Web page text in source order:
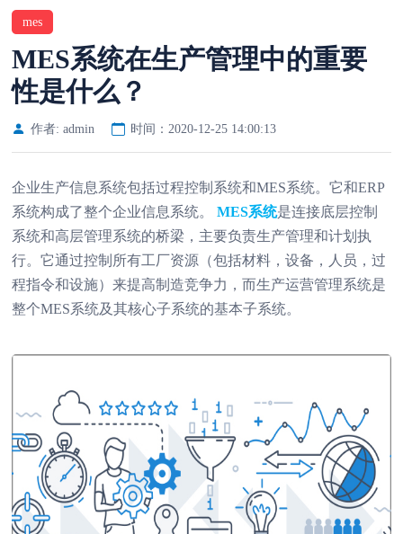
mes
MES系统在生产管理中的重要
性是什么？
作者: admin 时间：2020-12-25 14:00:13
企业生产信息系统包括过程控制系统和MES系统。它和ERP
系统构成了整个企业信息系统。MES系统是连接底层控制
系统和高层管理系统的桥梁，主要负责生产管理和计划执
行。它通过控制所有工厂资源（包括材料，设备，人员，过
程指令和设施）来提高制造竞争力，而生产运营管理系统是
整个MES系统及其核心子系统的基本子系统。